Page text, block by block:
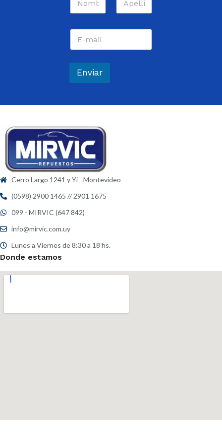
m
*
C
r
r
o
t
r
ó
n
i
c
o
*
Enviar
Cerro Largo 1241 y Yi - Montevideo
(0598) 2900 1465 // 2901 1675
099 - MIRVIC (647 842)
info@mirvic.com.uy
Lunes a Viernes de 8:30 a 18 hs.
Donde estamos